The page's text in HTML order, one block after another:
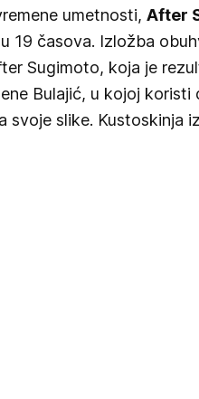
umetnosti, After
19 časova. Izložba
Sugimoto, koja je
Bulajić, u kojoj koristi
svoje slike. Kustoskinja